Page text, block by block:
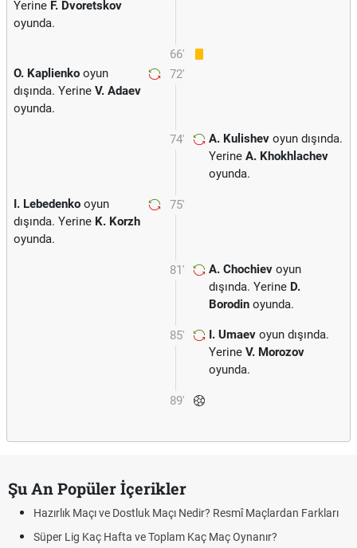
Yerine F. Dvoretskov
oyunda.
66'
72'
O. Kaplienko oyun
dışında. Yerine V. Adaev
oyunda.
74' A. Kulishev oyun dışında.
Yerine A. Khokhlachev
oyunda.
75'
I. Lebedenko oyun
dışında. Yerine K. Korzh
oyunda.
81' A. Chochiev oyun
dışında. Yerine D.
Borodin oyunda.
85' I. Umaev oyun dışında.
Yerine V. Morozov
oyunda.
89'
Şu An Popüler İçerikler
Hazırlık Maçı ve Dostluk Maçı Nedir? Resmî Maçlardan Farkları
Süper Lig Kaç Hafta ve Toplam Kaç Maç Oynanır?